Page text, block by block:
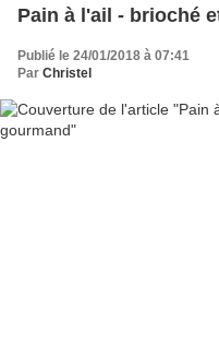
Pain à l'ail -
Publié le 24/01/2018 à 07:41
Par Christel